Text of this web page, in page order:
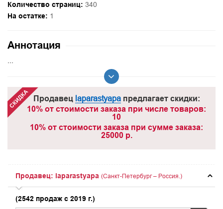
Количество страниц: 340
На остатке: 1
Аннотация
Продавец laparastyapaпредлагает скидки:
10% от стоимости заказа при числе товаров:
10
10% от стоимости заказа при сумме заказа:
25000 р.
Продавец: laparastyapa (Санкт-Петербург – Россия.)
(2542 продаж с 2019 г.)